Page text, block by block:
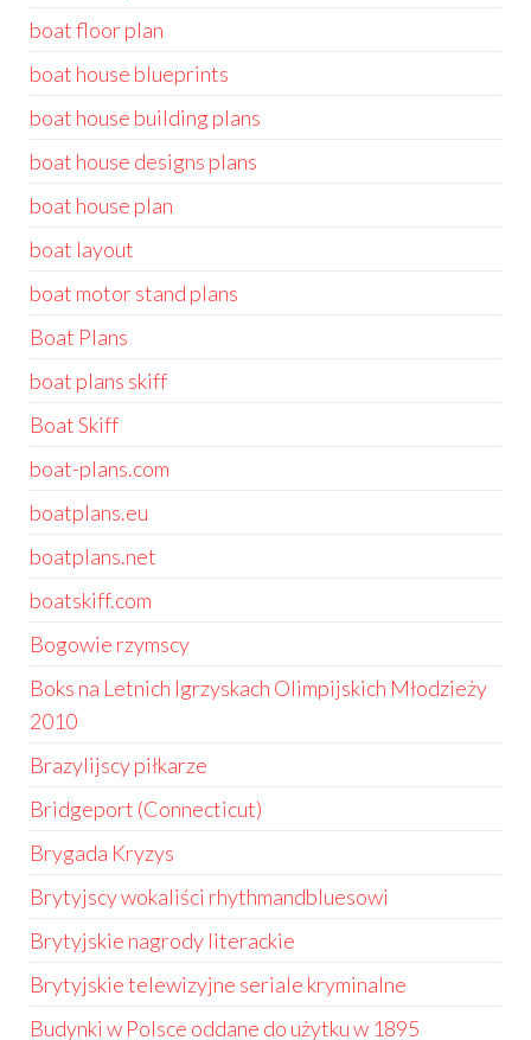
boat floor plan
boat house blueprints
boat house building plans
boat house designs plans
boat house plan
boat layout
boat motor stand plans
Boat Plans
boat plans skiff
Boat Skiff
boat-plans.com
boatplans.eu
boatplans.net
boatskiff.com
Bogowie rzymscy
Boks na Letnich Igrzyskach Olimpijskich Młodzieży
2010
Brazylijscy piłkarze
Bridgeport (Connecticut)
Brygada Kryzys
Brytyjscy wokaliści rhythmandbluesowi
Brytyjskie nagrody literackie
Brytyjskie telewizyjne seriale kryminalne
Budynki w Polsce oddane do użytku w 1895